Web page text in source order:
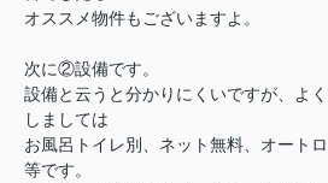
オススメ物件もございますよ。
次に②設備です。
設備と云うと分かりにくいですが、よ
しましては
お風呂トイレ別、ネット無料、オート
等です。